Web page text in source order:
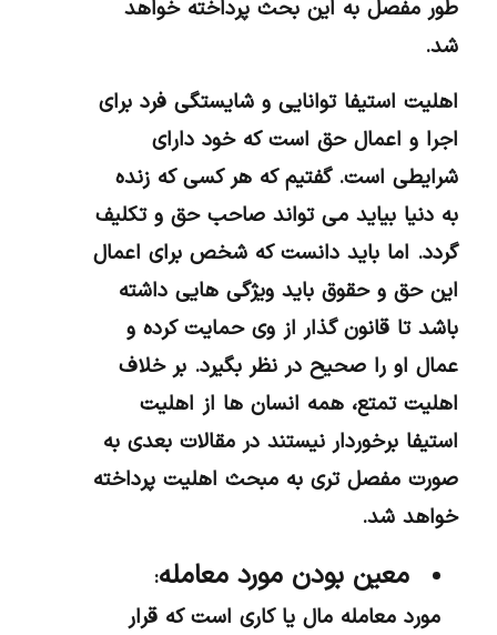
طور مفصل به این بحث پرداخته خواهد
شد.
اهلیت استیفا توانایی و شایستگی فرد برای
اجرا و اعمال حق است که خود دارای
شرایطی است. گفتیم که هر کسی که زنده
به دنیا بیاید می تواند صاحب حق و تکلیف
گردد. اما باید دانست که شخص برای اعمال
این حق و حقوق باید ویژگی هایی داشته
باشد تا قانون گذار از وی حمایت کرده و
عمال او را صحیح در نظر بگیرد. بر خلاف
اهلیت تمتع، همه انسان ها از اهلیت
استیفا برخوردار نیستند در مقالات بعدی به
صورت مفصل تری به مبحث اهلیت پرداخته
خواهد شد.
معین بودن مورد معامله:
مورد معامله مال یا کاری است که قرار